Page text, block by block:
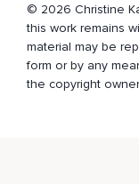
Dann kannst Du
Wenn Du weißt,
Es kann nicht
© 2026 Christine
this work remains
material may be
form or by any
the copyright